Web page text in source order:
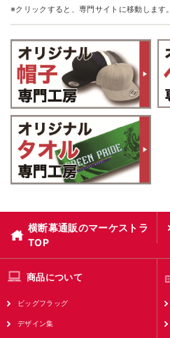
※クリックすると、専門サイトに移動します。
横断幕通販のマーケストラ
TOP
商品について
ビッグフラッグ
デザイン集